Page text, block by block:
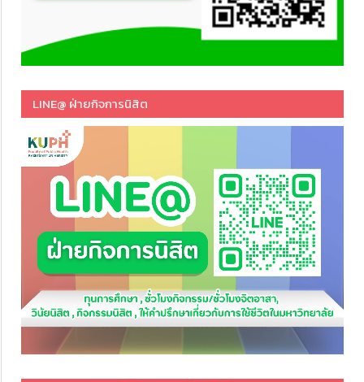
LINE@ ฝ่ายกิจการนิสิต